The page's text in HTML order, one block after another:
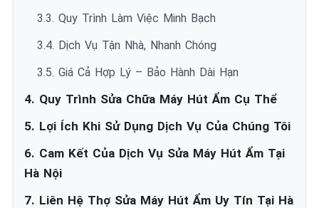
3.3. Quy Trình Làm Việc Minh Bạch
3.4. Dịch Vụ Tận Nhà, Nhanh Chóng
3.5. Giá Cả Hợp Lý – Bảo Hành Dài Hạn
4. Quy Trình Sửa Chữa Máy Hút Ẩm Cụ Thể
5. Lợi Ích Khi Sử Dụng Dịch Vụ Của Chúng Tôi
6. Cam Kết Của Dịch Vụ Sửa Máy Hút Ẩm Tại
Hà Nội
7. Liên Hệ Thợ Sửa Máy Hút Ẩm Uy Tín Tại Hà